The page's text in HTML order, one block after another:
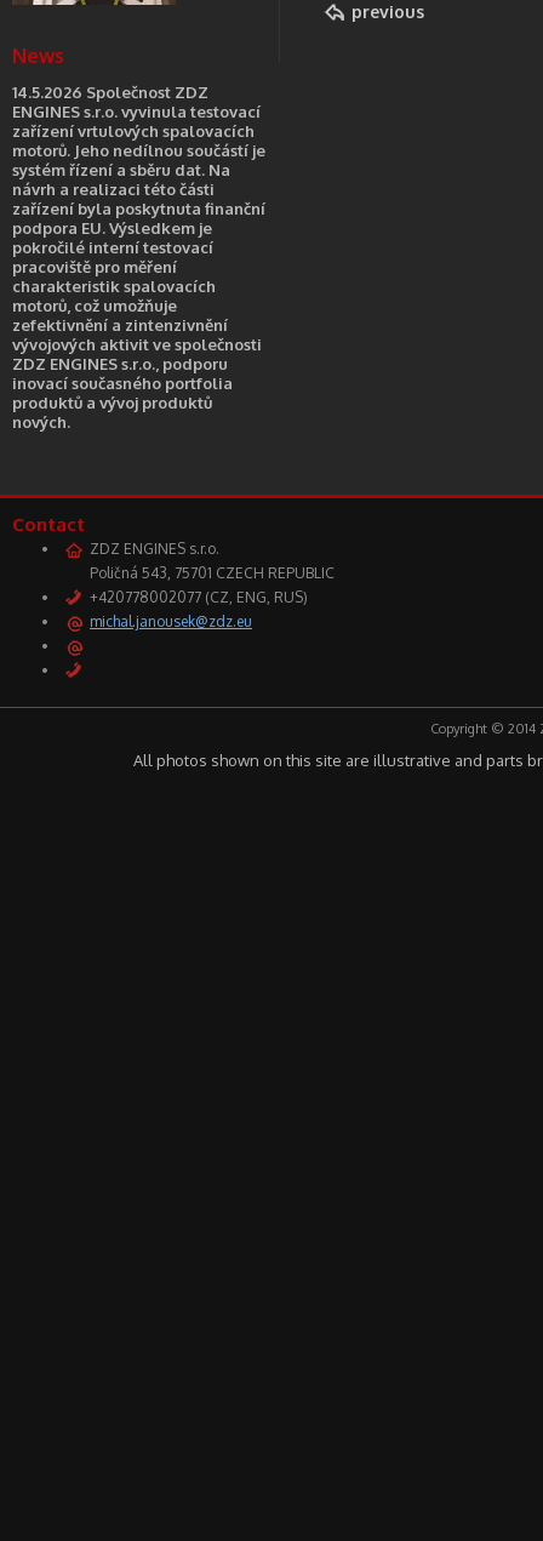
previous
News
14.5.2026 Společnost ZDZ
ENGINES s.r.o. vyvinula testovací
zařízení vrtulových spalovacích
motorů. Jeho nedílnou součástí je
systém řízení a sběru dat. Na
návrh a realizaci této části
zařízení byla poskytnuta finanční
podpora EU. Výsledkem je
pokročilé interní testovací
pracoviště pro měření
charakteristik spalovacích
motorů, což umožňuje
zefektivnění a zintenzivnění
vývojových aktivit ve společnosti
ZDZ ENGINES s.r.o., podporu
inovací současného portfolia
produktů a vývoj produktů
nových.
Contact
ZDZ ENGINES s.r.o.
Poličná 543, 75701 CZECH REPUBLIC
+420778002077 (CZ, ENG, RUS)
michal.janousek@zdz.eu
Copyright © 2014
All photos shown on this site are illustrative and parts